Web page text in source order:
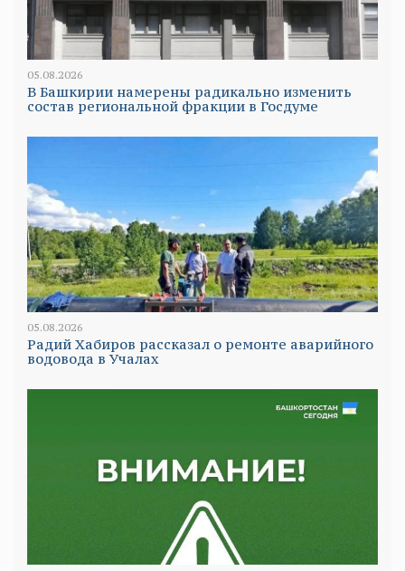
05.08.2026
В Башкирии намерены радикально изменить
состав региональной фракции в Госдуме
05.08.2026
Радий Хабиров рассказал о ремонте аварийного
водовода в Учалах